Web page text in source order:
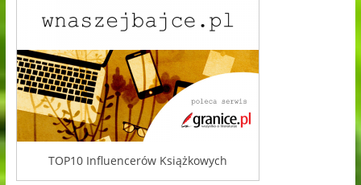
TOP10 Influencerów Książkowych